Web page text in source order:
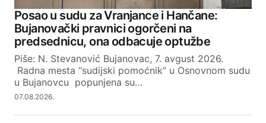
Posao u sudu za Vranjance i Hančane:
Bujanovački pravnici ogorčeni na
predsednicu, ona odbacuje optužbe
Piše: N. Stevanović Bujanovac, 7. avgust 2026.
Radna mesta “sudijski pomoćnik” u Osnovnom sudu
u Bujanovcu popunjena su…
07.08.2026.